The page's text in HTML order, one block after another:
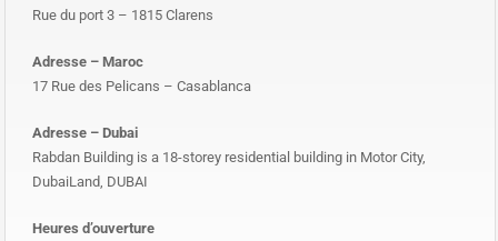
Rue du port 3 – 1815 Clarens
Adresse – Maroc
17 Rue des Pelicans – Casablanca
Adresse – Dubai
Rabdan Building is a 18-storey residential building in Motor City,
DubaiLand, DUBAI
Heures d’ouverture